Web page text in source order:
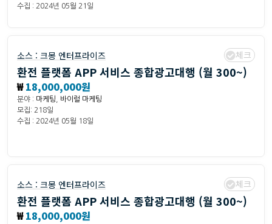
수집 : 2024년 05월 21일
소스 : 크몽 엔터프라이즈 체크
환전 플랫폼 APP 서비스 종합광고대행 (월 300~)
₩18,000,000원
분야 : 마케팅
바이럴 마케팅
모집: 218일
수집 : 2024년 05월 18일
소스 : 크몽 엔터프라이즈 체크
환전 플랫폼 APP 서비스 종합광고대행 (월 300~)
₩18,000,000원